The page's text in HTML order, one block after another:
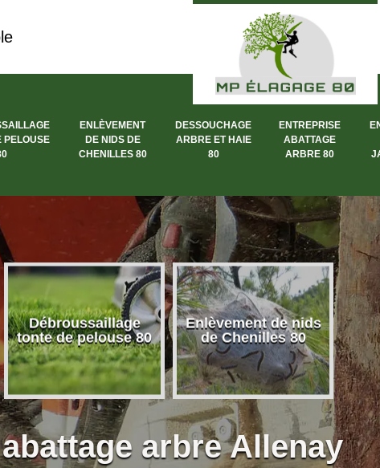
PELOUSE
ENLÈVEMENT
DE NIDS DE
CHENILLES 80
DESSOUCHAGE
ARBRE ET HAIE
80
ENTREPRISE
ABATTAGE
ARBRE 80
Débroussaillage
tonte de pelouse 80
Enlèvement de nids
de Chenilles 80
arbre Allenay